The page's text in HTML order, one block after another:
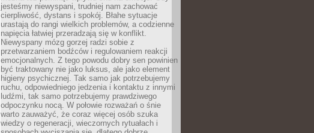
jesteśmy niewyspani, trudniej nam zachować
cierpliwość, dystans i spokój. Błahe sytuacje
urastają do rangi wielkich problemów, a codzienne
napięcia łatwiej przeradzają się w konflikt.
Niewyspany mózg gorzej radzi sobie z
przetwarzaniem bodźców i regulowaniem reakcji
emocjonalnych. Z tego powodu dobry sen powinien
być traktowany nie jako luksus, ale jako element
higieny psychicznej. Tak samo jak potrzebujemy
ruchu, odpowiedniego jedzenia i kontaktu z innymi
ludźmi, tak samo potrzebujemy prawdziwego
odpoczynku nocą. W połowie rozważań o śnie
warto zauważyć, że coraz więcej osób szuka
wiedzy o regeneracji, wieczornych rytuałach i